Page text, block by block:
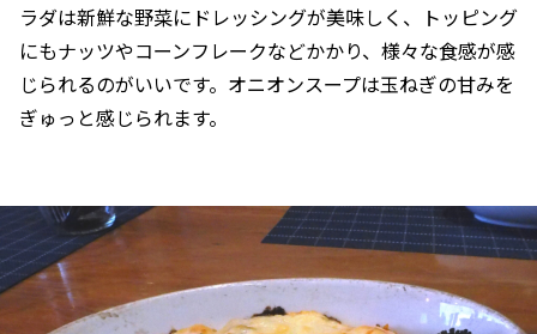
ラダは新鮮な野菜にドレッシングが美味しく、トッピング
にもナッツやコーンフレークなどかかり、様々な食感が感
じられるのがいいです。オニオンスープは玉ねぎの甘みを
ぎゅっと感じられます。